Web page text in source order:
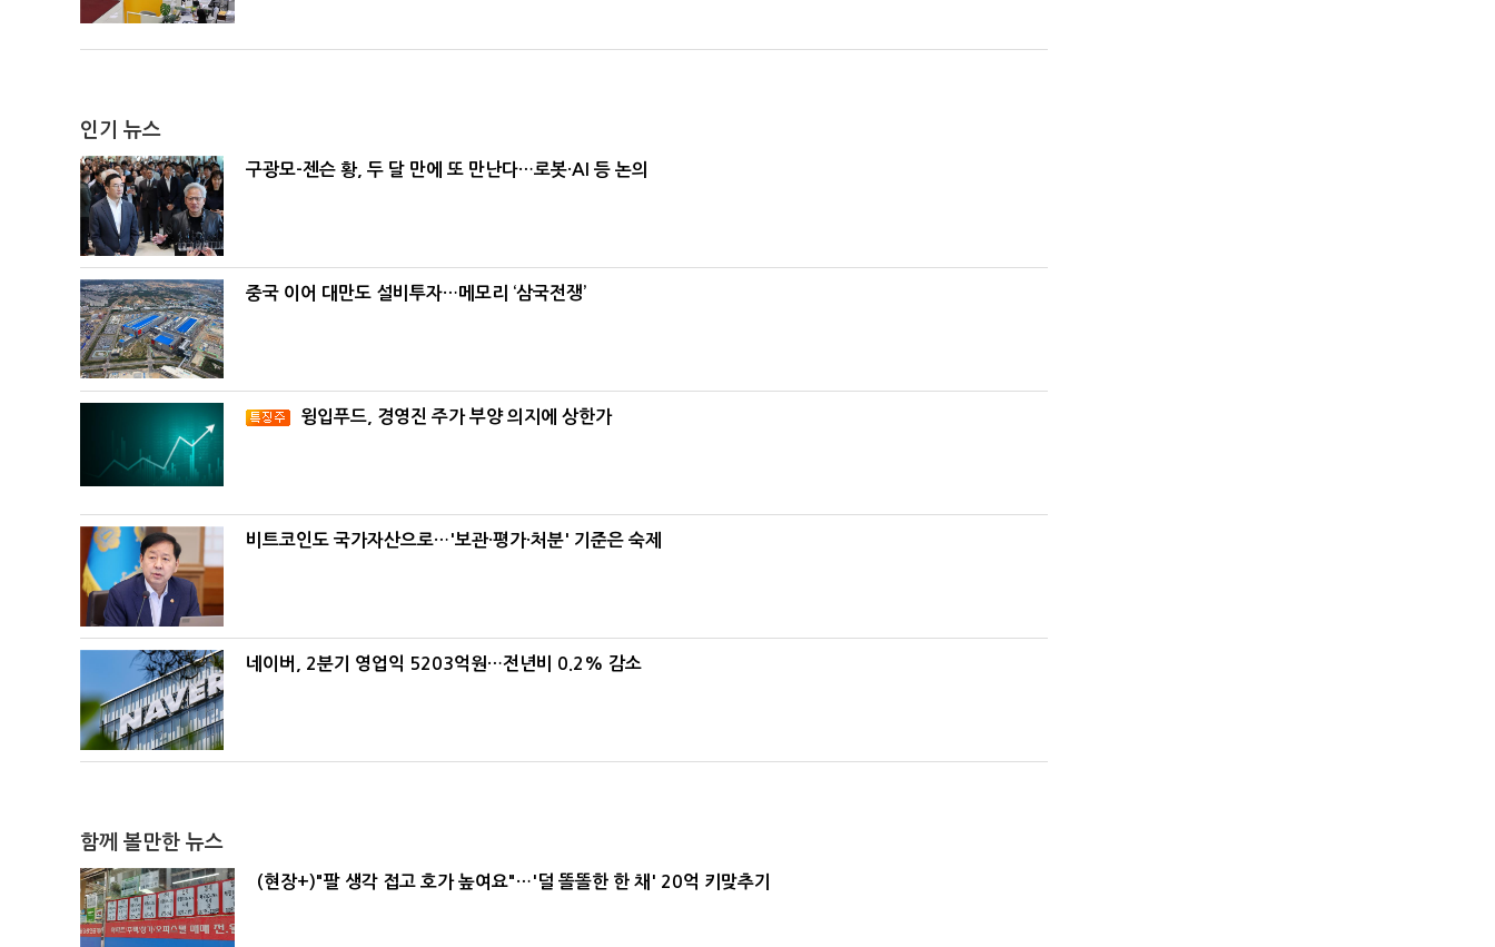
인기 뉴스
구광모-젠슨 황, 두 달 만에 또 만난다…로봇·AI 등 논의
중국 이어 대만도 설비투자…메모리 ‘삼국전쟁’
윙입푸드, 경영진 주가 부양 의지에 상한가
비트코인도 국가자산으로…'보관·평가·처분' 기준은 숙제
네이버, 2분기 영업익 5203억원…전년비 0.2% 감소
함께 볼만한 뉴스
(현장+)"팔 생각 접고 호가 높여요"…'덜 똘똘한 한 채' 20억 키맞추기